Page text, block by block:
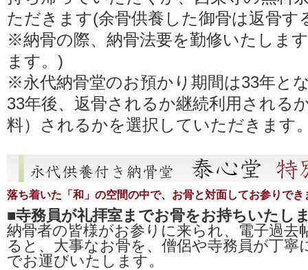
ただきます(余骨供養した御骨は返骨す
※納骨の際、納骨法要を勤修いたしま
ます。)
※永代納骨堂のお預かり期間は33年と
33年後、返骨されるか継続利用される
料）されるかを選択していただきます
落ち着いた「和」の空間の中で、お骨と対面してお参りでき
■寺務員が礼拝室までお骨をお持ちいたし
納骨者の皆様がお参りに来られ、電子過去
ると、大事なお骨を、僧侶や寺務員が丁寧
でお運びいたします。